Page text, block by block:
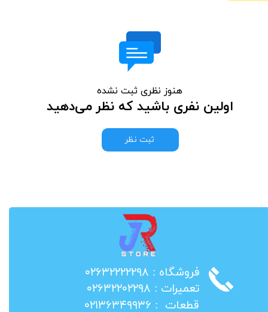
هنوز نظری ثبت نشده
اولین نفری باشید که نظر می‌دهید
ثبت نظر
​فروشگاه : ۰۲۶۳۲۲۲۲۲۹۸
​تعمیرات : ۰۲۶۳۲۲۰۲۲۹۸
​قطعات : ۰۲۱۳۶۳۴۹۹۳۶